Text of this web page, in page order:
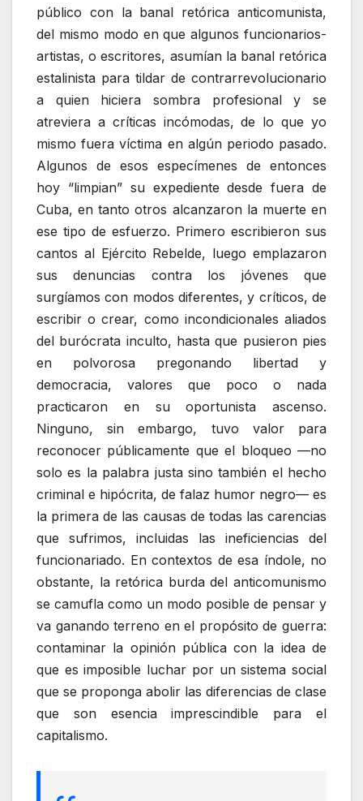
público con la banal retórica anticomunista,
del mismo modo en que algunos funcionarios-
artistas, o escritores, asumían la banal retórica
estalinista para tildar de contrarrevolucionario
a quien hiciera sombra profesional y se
atreviera a críticas incómodas, de lo que yo
mismo fuera víctima en algún periodo pasado.
Algunos de esos especímenes de entonces
hoy “limpian” su expediente desde fuera de
Cuba, en tanto otros alcanzaron la muerte en
ese tipo de esfuerzo. Primero escribieron sus
cantos al Ejército Rebelde, luego emplazaron
sus denuncias contra los jóvenes que
surgíamos con modos diferentes, y críticos, de
escribir o crear, como incondicionales aliados
del burócrata inculto, hasta que pusieron pies
en polvorosa pregonando libertad y
democracia, valores que poco o nada
practicaron en su oportunista ascenso.
Ninguno, sin embargo, tuvo valor para
reconocer públicamente que el bloqueo —no
solo es la palabra justa sino también el hecho
criminal e hipócrita, de falaz humor negro— es
la primera de las causas de todas las carencias
que sufrimos, incluidas las ineficiencias del
funcionariado. En contextos de esa índole, no
obstante, la retórica burda del anticomunismo
se camufla como un modo posible de pensar y
va ganando terreno en el propósito de guerra:
contaminar la opinión pública con la idea de
que es imposible luchar por un sistema social
que se proponga abolir las diferencias de clase
que son esencia imprescindible para el
capitalismo.